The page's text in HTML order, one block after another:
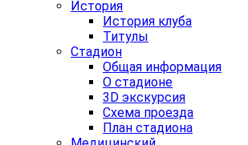
История
История клуба
Титулы
Стадион
Общая информация
О стадионе
3D экскурсия
Схема проезда
План стадиона